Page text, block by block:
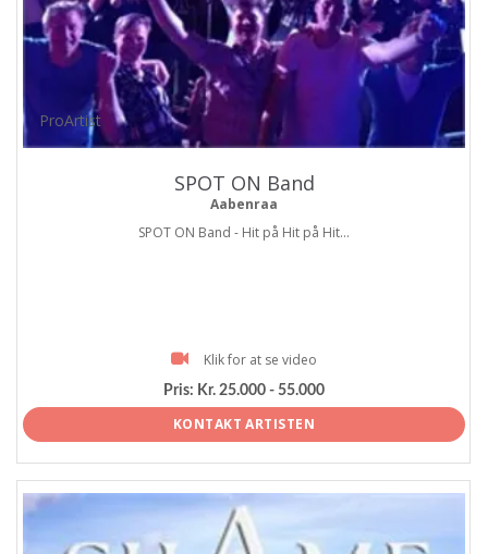
ProArtist
SPOT ON Band
Aabenraa
SPOT ON Band - Hit på Hit på Hit...
Klik for at se video
Pris: Kr. 25.000 - 55.000
KONTAKT ARTISTEN